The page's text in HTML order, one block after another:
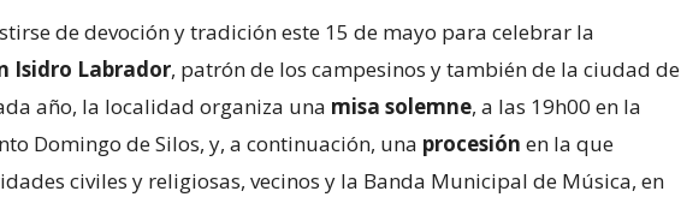
de devoción y tradición este 15 de mayo para celebrar la
Isidro Labrador, patrón de los campesinos y también de la ciudad de
año, la localidad organiza una misa solemne, a las 19h00 en la
Domingo de Silos, y, a continuación, una procesión en la que
civiles y religiosas, vecinos y la Banda Municipal de Música, en